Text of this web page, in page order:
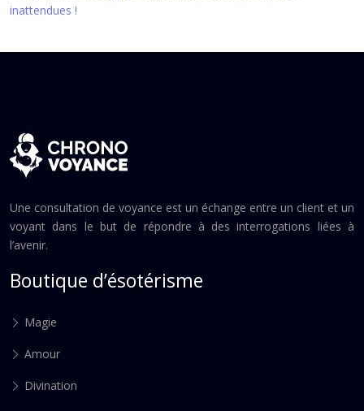
inattendues !
Une consultation de voyance est un échange entre un client et un
voyant dans le but de répondre à des interrogations liées à
l’avenir.
Boutique d’ésotérisme
Magie
Amour
Divination